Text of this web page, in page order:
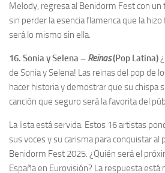
Melody, regresa al Benidorm Fest con
sin perder la esencia flamenca que la
será lo mismo sin ella.
16. Sonia y Selena – Reinas(Pop Latina)
de Sonia y Selena! Las reinas del pop de
hacer historia y demostrar que su chispa
canción que seguro será la favorita del
La lista está servida. Estos 16 artistas
sus voces y su carisma para conquistar al
Benidorm Fest 2025. ¿Quién será el
España en Eurovisión? La respuesta está